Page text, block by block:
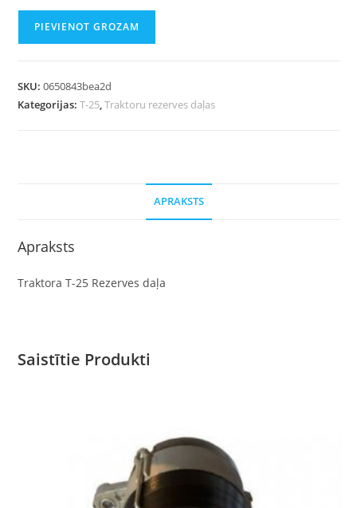
PIEVIENOT GROZAM
SKU:0650843bea2d
Kategorijas:T-25,Traktoru rezerves daļas
APRAKSTS
Apraksts
Traktora T-25 Rezerves daļa
Saistītie Produkti